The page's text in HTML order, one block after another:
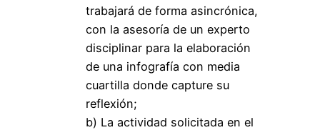
trabajará de forma asincrónica,
con la asesoría de un experto
disciplinar para la elaboración
de una infografía con media
cuartilla donde capture su
reflexión;
b) La actividad solicitada en el